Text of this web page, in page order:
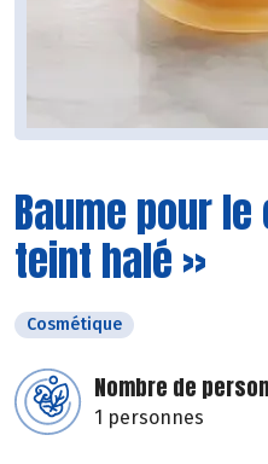
Baume pour
teint halé »
Cosmétique
Nombre de
1 personnes